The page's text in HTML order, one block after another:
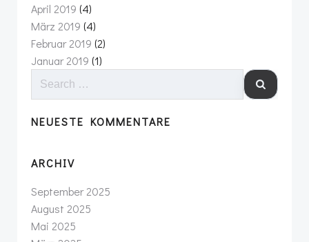
April 2019 (4)
März 2019 (4)
Februar 2019 (2)
Januar 2019 (1)
FOR:
NEUESTE KOMMENTARE
ARCHIV
September 2025
August 2025
Mai 2025